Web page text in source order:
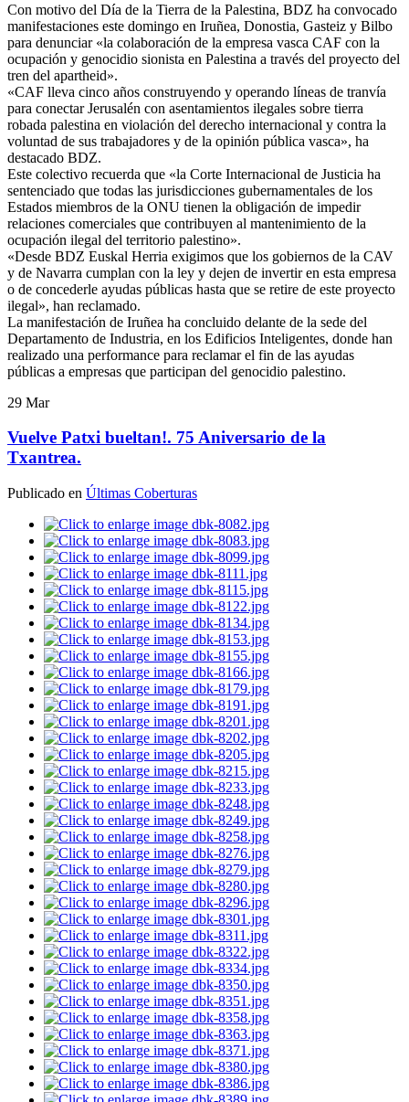
Con motivo del Día de la Tierra de la Palestina, BDZ ha convocado
manifestaciones este domingo en Iruñea, Donostia, Gasteiz y Bilbo
para denunciar «la colaboración de la empresa vasca CAF con la
ocupación y genocidio sionista en Palestina a través del proyecto del
tren del apartheid».
«CAF lleva cinco años construyendo y operando líneas de tranvía
para conectar Jerusalén con asentamientos ilegales sobre tierra
robada palestina en violación del derecho internacional y contra la
voluntad de sus trabajadores y de la opinión pública vasca», ha
destacado BDZ.
Este colectivo recuerda que «la Corte Internacional de Justicia ha
sentenciado que todas las jurisdicciones gubernamentales de los
Estados miembros de la ONU tienen la obligación de impedir
relaciones comerciales que contribuyen al mantenimiento de la
ocupación ilegal del territorio palestino».
«Desde BDZ Euskal Herria exigimos que los gobiernos de la CAV
y de Navarra cumplan con la ley y dejen de invertir en esta empresa
o de concederle ayudas públicas hasta que se retire de este proyecto
ilegal», han reclamado.
La manifestación de Iruñea ha concluido delante de la sede del
Departamento de Industria, en los Edificios Inteligentes, donde han
realizado una performance para reclamar el fin de las ayudas
públicas a empresas que participan del genocidio palestino.
29 Mar
Vuelve Patxi bueltan!. 75 Aniversario de la
Txantrea.
Publicado en Últimas Coberturas